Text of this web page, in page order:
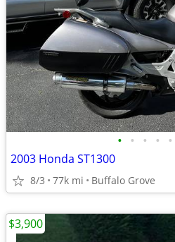
• • • • •
2003 Honda ST1300
8/3 77k mi Buffalo Grove
$3,900